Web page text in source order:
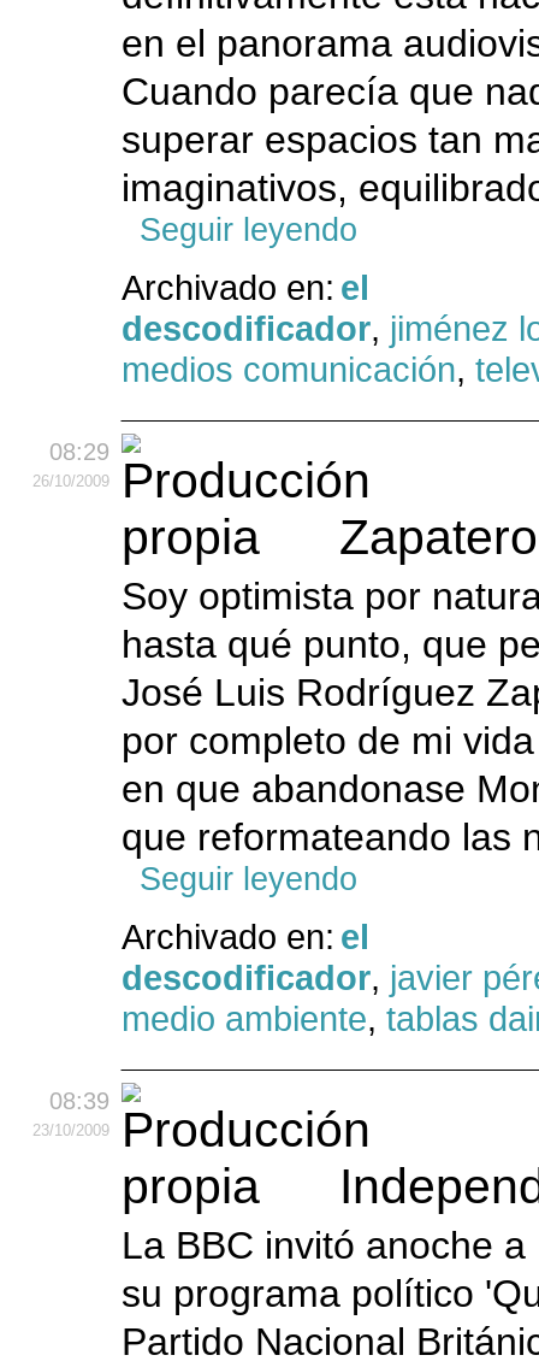
en el panorama
Cuando parecía que
superar espacios tan
imaginativos,
Seguir leyendo
Archivado en: el
descodificador, jiménez
medios comunicación,
08:29
26/10/2009
Soy optimista por
hasta qué punto, que
José Luis Rodríguez
por completo de mi
en que abandonase
que reformateando las
Seguir leyendo
Archivado en: el
descodificador, javier
medio ambiente, tablas
08:39
23/10/2009
La BBC invitó anoche
su programa político
Partido Nacional